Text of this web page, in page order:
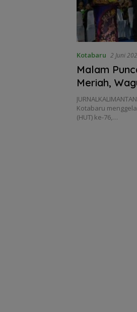
Kotabaru 2 Juni
Malam
Meriah,
Kotabaru
(HUT) ke-76,…